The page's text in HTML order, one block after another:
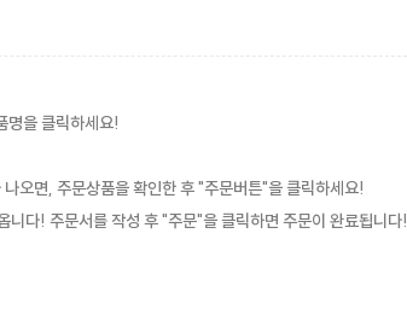
명을 클릭하세요!
오면, 주문상품을 확인한 후 "주문버튼"을 클릭하세요!
니다! 주문서를 작성 후 "주문"을 클릭하면 주문이 완료됩니다!